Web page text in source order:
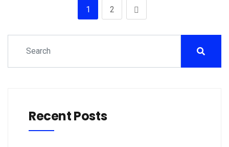
1 2
Recent Posts